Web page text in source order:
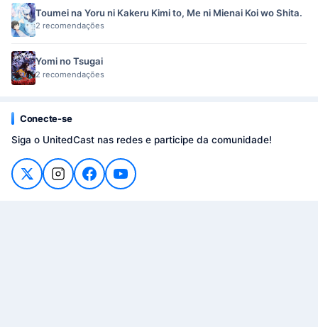
Toumei na Yoru ni Kakeru Kimi to, Me ni Mienai Koi wo Shita.
2 recomendações
Yomi no Tsugai
2 recomendações
Conecte-se
Siga o UnitedCast nas redes e participe da comunidade!